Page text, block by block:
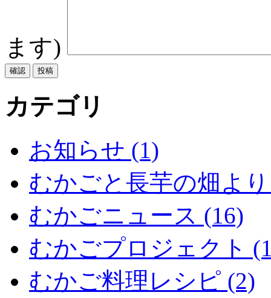
ます)
カテゴリ
お知らせ (1)
むかごと長芋の畑よ
むかごニュース (16)
むかごプロジェクト
むかご料理レシピ (2)